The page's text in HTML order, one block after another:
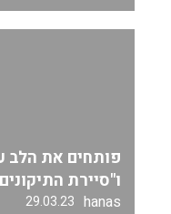
פותחים את הלב
ו"סיירת
hanas
29.03.23